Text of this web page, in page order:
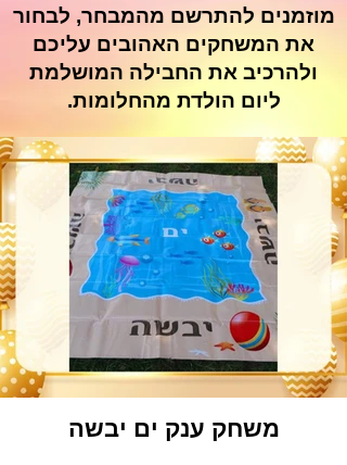
מוזמנים להתרשם מהמבחר, לבחור
את המשחקים האהובים עליכם
ולהרכיב את החבילה המושלמת
ליום הולדת מהחלומות.
משחק ענק ים יבשה